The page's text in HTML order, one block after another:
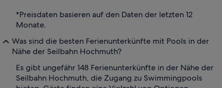
*Preisdaten basieren auf den Daten der letzten 12
Monate.
Was sind die besten Ferienunterkünfte mit Pools in der
Nähe der Seilbahn Hochmuth?
Es gibt ungefähr 148 Ferienunterkünfte in der Nähe der
Seilbahn Hochmuth, die Zugang zu Swimmingpools